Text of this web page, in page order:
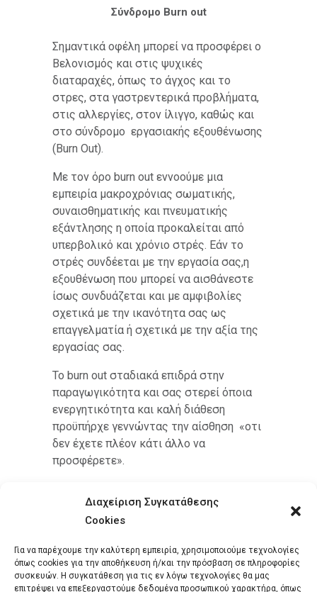
Διαχείριση Συγκατάθεσης
Cookies
Για να παρέχουμε την καλύτερη εμπειρία, χρησιμοποιούμε τεχνολογίες
όπως cookies για την αποθήκευση ή/και την πρόσβαση σε πληροφορίες
συσκευών. Η συγκατάθεση για τις εν λόγω τεχνολογίες θα μας
επιτρέψει να επεξεργαστούμε δεδομένα προσωπικού χαρακτήρα, όπως
Σύνδρομο Burn out
Σημαντικά οφέλη μπορεί να προσφέρει ο
Βελονισμός και στις ψυχικές
διαταραχές, όπως το άγχος και το
στρες, στα γαστρεντερικά προβλήματα,
στις αλλεργίες, στον ίλιγγο, καθώς και
στο σύνδρομο εργασιακής εξουθένωσης
(Burn Out).
Με τον όρο burn out εννοούμε μια
εμπειρία μακροχρόνιας σωματικής,
συναισθηματικής και πνευματικής
εξάντλησης η οποία προκαλείται από
υπερβολικό και χρόνιο στρές. Εάν το
στρές συνδέεται με την εργασία σας,η
εξουθένωση που μπορεί να αισθάνεστε
ίσως συνδυάζεται και με αμφιβολίες
σχετικά με την ικανότητα σας ως
επαγγελματία ή σχετικά με την αξία της
εργασίας σας.
Το burn out σταδιακά επιδρά στην
παραγωγικότητα και σας στερεί όποια
ενεργητικότητα και καλή διάθεση
προϋπήρχε γεννώντας την αίσθηση «οτι
δεν έχετε πλέον κάτι άλλο να
προσφέρετε».